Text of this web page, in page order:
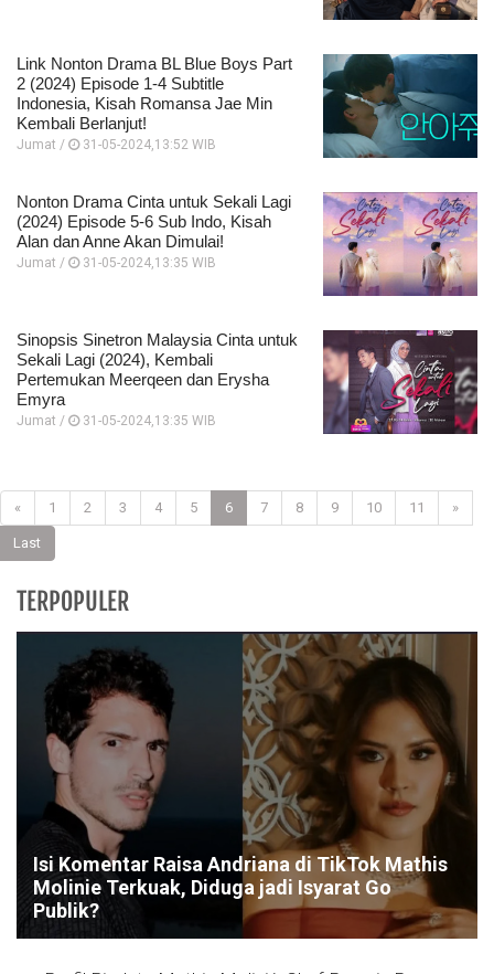
Link Nonton Drama BL Blue Boys Part
2 (2024) Episode 1-4 Subtitle
Indonesia, Kisah Romansa Jae Min
Kembali Berlanjut!
Jumat / 31-05-2024,13:52 WIB
Nonton Drama Cinta untuk Sekali Lagi
(2024) Episode 5-6 Sub Indo, Kisah
Alan dan Anne Akan Dimulai!
Jumat / 31-05-2024,13:35 WIB
Sinopsis Sinetron Malaysia Cinta untuk
Sekali Lagi (2024), Kembali
Pertemukan Meerqeen dan Erysha
Emyra
Jumat / 31-05-2024,13:35 WIB
« 1 2 3 4 5 6 7 8 9 10 11 »
Last
TERPOPULER
Isi Komentar Raisa Andriana di TikTok Mathis
Molinie Terkuak, Diduga jadi Isyarat Go
Publik?